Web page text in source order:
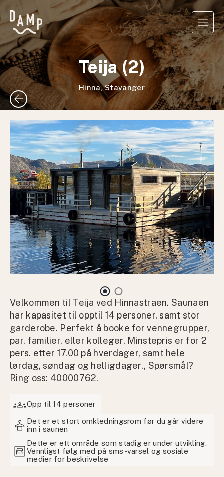
Teija (2)
Hinna, Stavanger
arrow_back
Velkommen til Teija ved Hinnastraen. Saunaen
har kapasitet til opptil 14 personer, samt stor
garderobe. Perfekt å booke for vennegrupper,
par, familier, eller kolleger. Minstepris er for 2
pers. etter 17.00 på hverdager, samt hele
lørdag, søndag og helligdager., Spørsmål?
Ring oss: 40000762.
groupsOpp til 14 personer
styler Det er et stort omkledningsrom før du går videre
inn i saunen
garage Dette er ett område som stadig er under utvikling.
Vennligst følg med på sms-varsel og sosiale
medier for beskrivelse